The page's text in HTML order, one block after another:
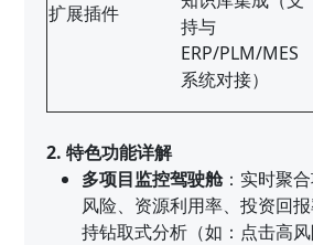
扩展插件
持与
ERP/PLM/MES
系统对接）
2. 特色功能详解
多项目监控驾驶舱：实时聚
风险、资源利用率、投资回
持钻取式分析（如：点击高